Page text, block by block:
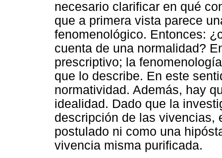
necesario clarificar en qué
que a primera vista parece
fenomenológico. Entonces:
cuenta de una normalidad?
prescriptivo; la
que lo describe. En este
normatividad. Además, hay
idealidad. Dado que la
descripción de las vivencias,
postulado ni como una
vivencia misma purificada.